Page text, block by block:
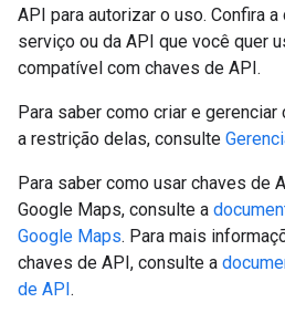
API para autorizar o uso. Confira
serviço ou da API que você quer
compatível com chaves de API.
Para saber como criar e
a restrição delas, consulte
Para saber como usar chaves de
Google Maps, consulte a
Google Maps. Para mais
chaves de API, consulte a
de API.